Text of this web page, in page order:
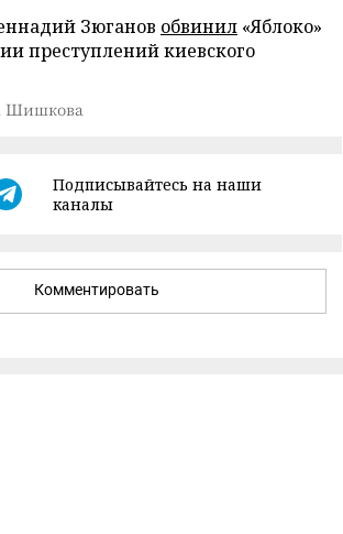
Зюганов обвинил «Яблоко»
преступлений киевского
Шишкова
Подписывайтесь на наши
каналы
Комментировать